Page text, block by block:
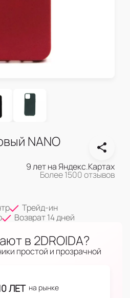
NANO
9 лет на Яндекс.Картах
Более 1500 отзывов
Трейд-ин
Возврат 14 дней
в 2DROIDA?
простой и прозрачной
ЛЕТ на рынке